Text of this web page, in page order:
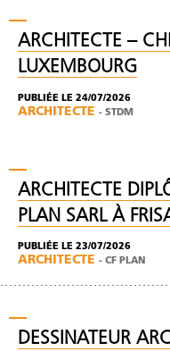
ARCHITECTE –
LUXEMBOURG
PUBLIÉE LE 24/07/2026
ARCHITECTE - STDM
ARCHITECTE
PLAN SARL À
PUBLIÉE LE 23/07/2026
ARCHITECTE - CF PLAN
DESSINATEUR